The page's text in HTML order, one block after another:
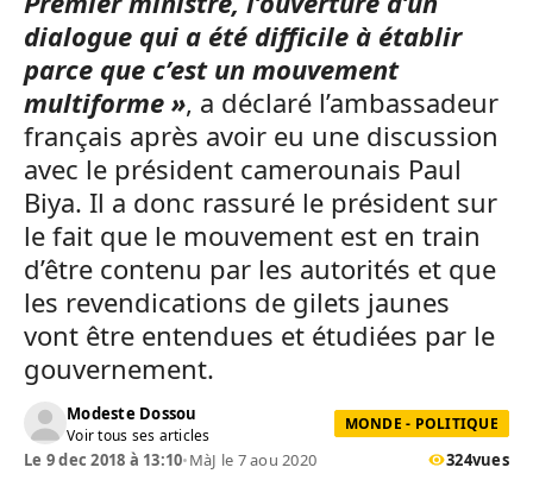
dialogue qui a été difficile à établir
parce que c’est un mouvement
multiforme », a déclaré l’ambassadeur
français après avoir eu une discussion
avec le président camerounais Paul
Biya. Il a donc rassuré le président sur
le fait que le mouvement est en train
d’être contenu par les autorités et que
les revendications de gilets jaunes
vont être entendues et étudiées par le
gouvernement.
Modeste Dossou
Voir tous ses articles
MONDE - POLITIQUE
Le 9 dec 2018 à 13:10•MàJ le 7 aou 2020 324vues